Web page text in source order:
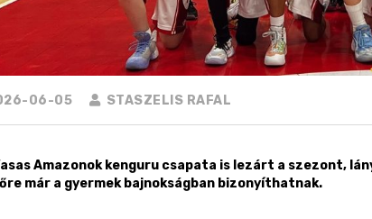
06-05 STASZELIS RAFAL
Amazonok kenguru csapata is lezárt a szezont,
már a gyermek bajnokságban bizonyíthatnak.